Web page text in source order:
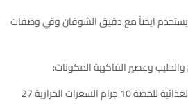
يستخدم ايضاً مع دقيق الشوفان وفي وصفات
وعصير الفاكهةالمكونات:
للحصة 10 جرام
السعرات الحرارية 27